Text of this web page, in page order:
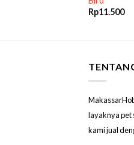
Rp11.500
layaknya pet
kami jual